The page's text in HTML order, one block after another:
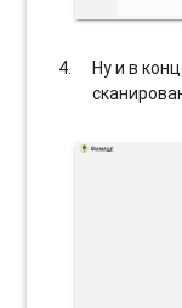
Ну и в